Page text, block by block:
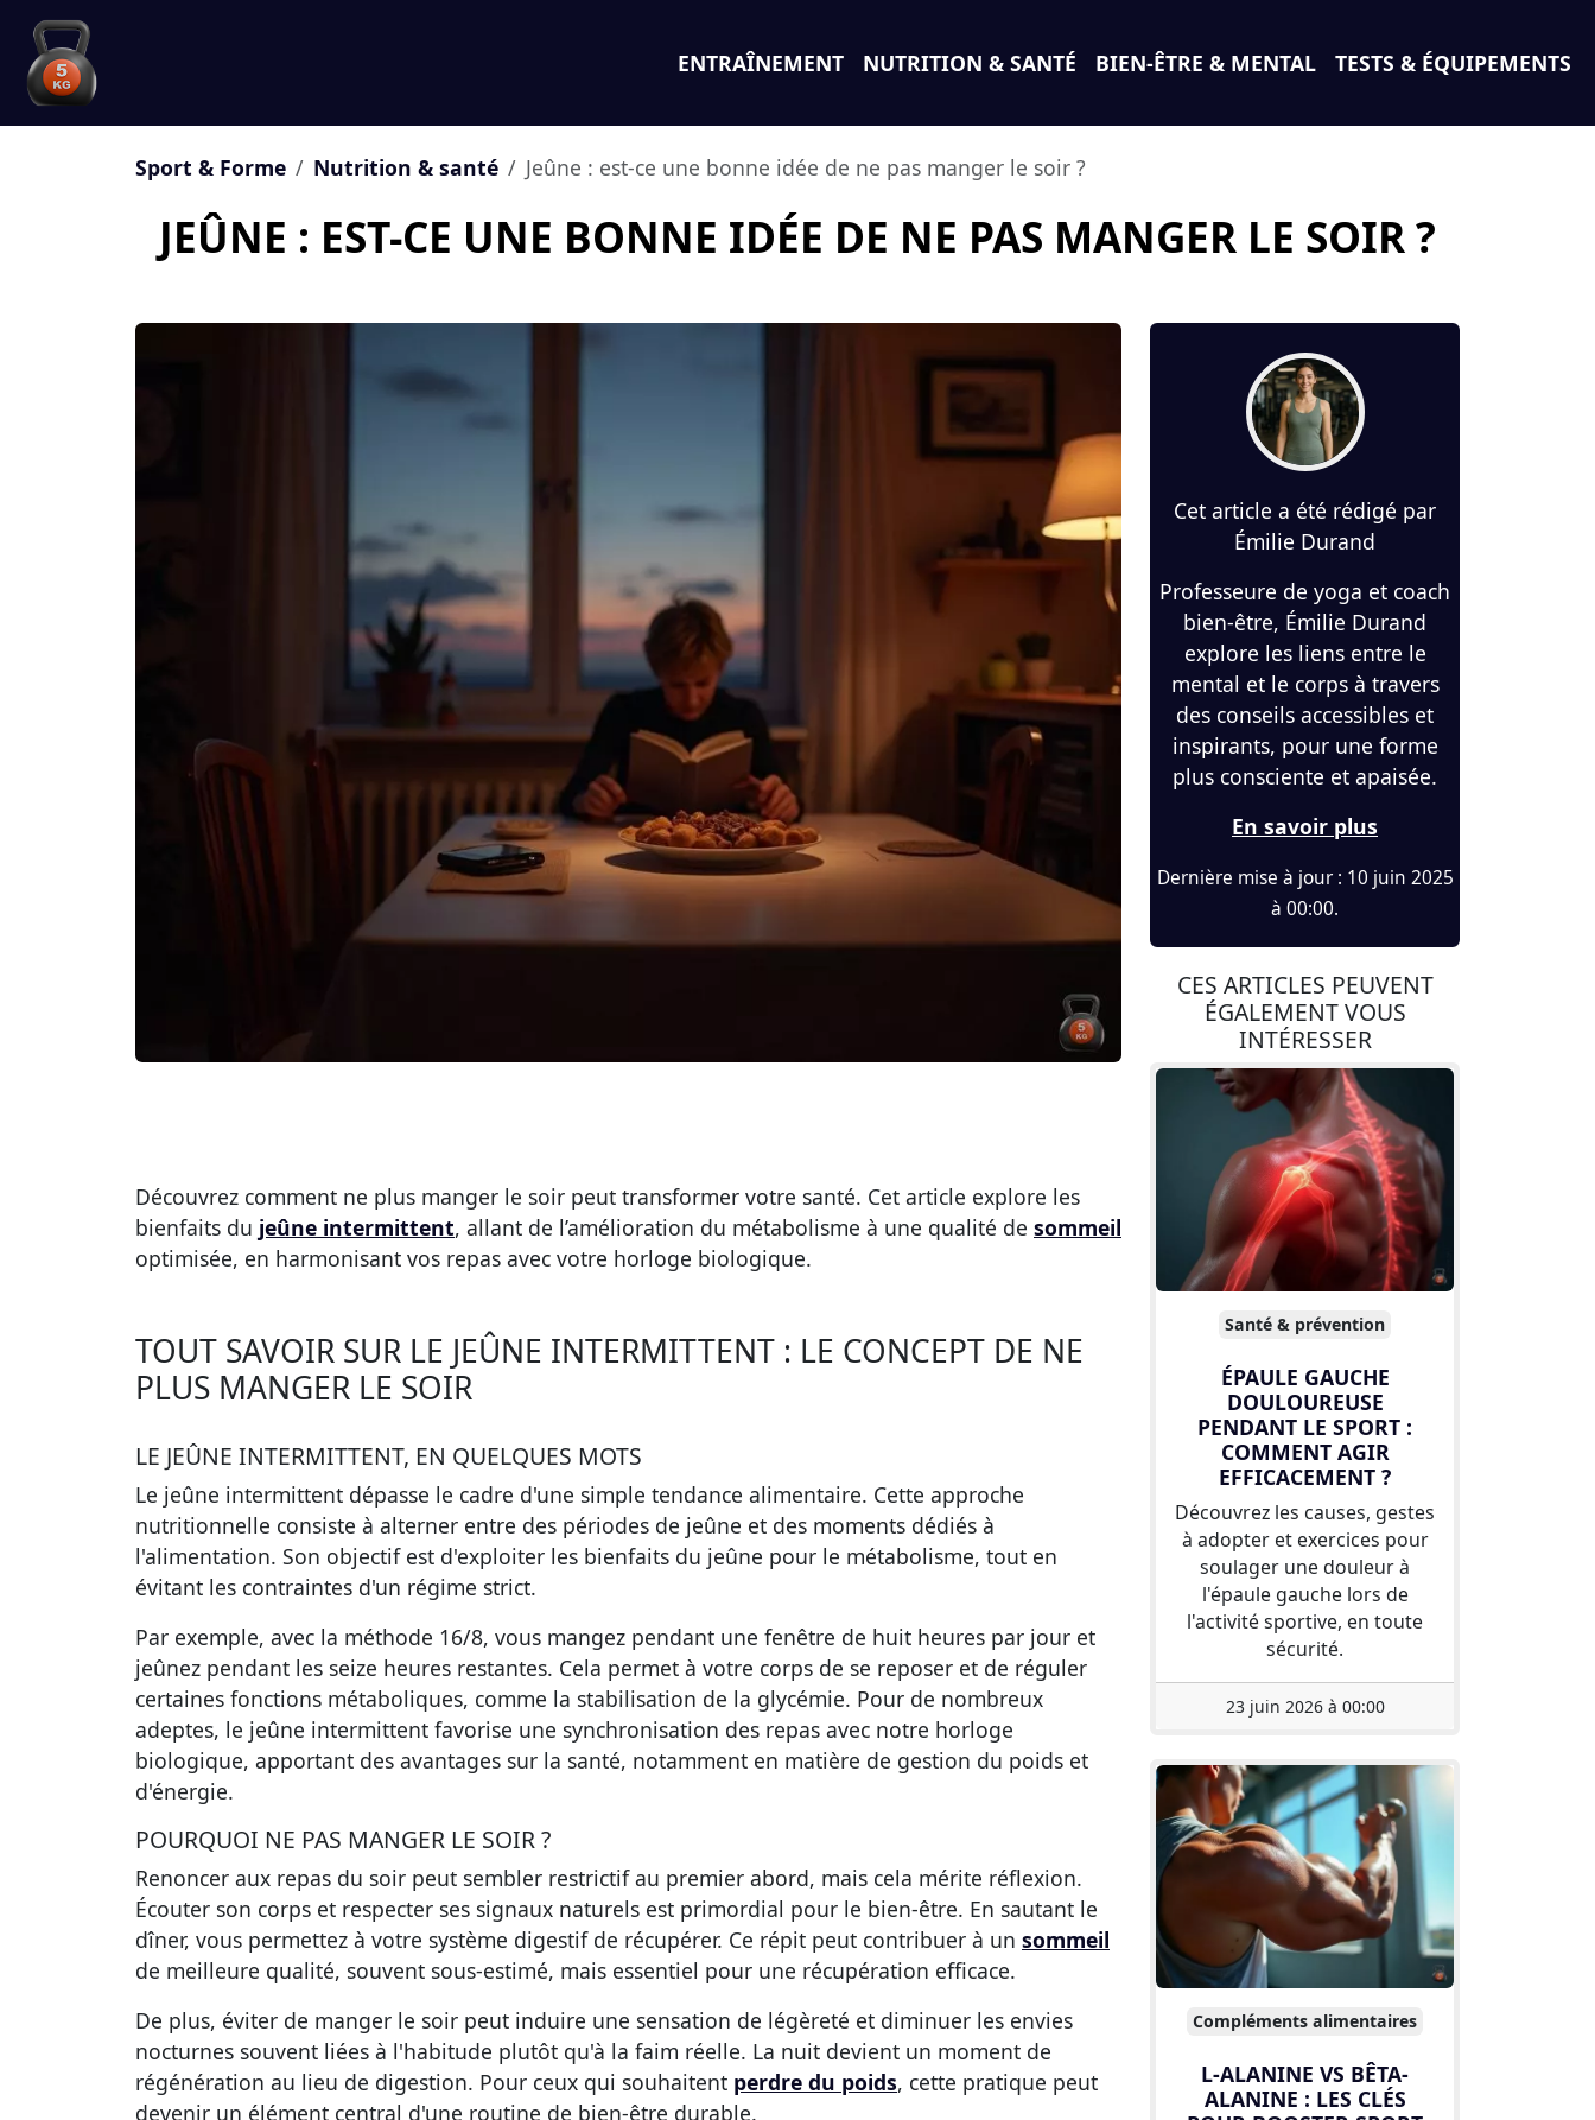
ENTRAÎNEMENT NUTRITION & SANTÉ BIEN-ÊTRE & MENTAL TESTS & ÉQUIPEMENTS
Sport & Forme Nutrition & santé Jeûne : est-ce une bonne idée de ne pas manger le soir ?
JEÛNE : EST-CE UNE BONNE IDÉE DE NE PAS MANGER LE SOIR ?
Découvrez comment ne plus manger le soir peut transformer votre santé. Cet article explore les
bienfaits du jeûne intermittent, allant de l’amélioration du métabolisme à une qualité de sommeil
optimisée, en harmonisant vos repas avec votre horloge biologique.
TOUT SAVOIR SUR LE JEÛNE INTERMITTENT : LE CONCEPT DE NE
PLUS MANGER LE SOIR
LE JEÛNE INTERMITTENT, EN QUELQUES MOTS
Le jeûne intermittent dépasse le cadre d'une simple tendance alimentaire. Cette approche
nutritionnelle consiste à alterner entre des périodes de jeûne et des moments dédiés à
l'alimentation. Son objectif est d'exploiter les bienfaits du jeûne pour le métabolisme, tout en
évitant les contraintes d'un régime strict.
Par exemple, avec la méthode 16/8, vous mangez pendant une fenêtre de huit heures par jour et
jeûnez pendant les seize heures restantes. Cela permet à votre corps de se reposer et de réguler
certaines fonctions métaboliques, comme la stabilisation de la glycémie. Pour de nombreux
adeptes, le jeûne intermittent favorise une synchronisation des repas avec notre horloge
biologique, apportant des avantages sur la santé, notamment en matière de gestion du poids et
d'énergie.
POURQUOI NE PAS MANGER LE SOIR ?
Renoncer aux repas du soir peut sembler restrictif au premier abord, mais cela mérite réflexion.
Écouter son corps et respecter ses signaux naturels est primordial pour le bien-être. En sautant le
dîner, vous permettez à votre système digestif de récupérer. Ce répit peut contribuer à un sommeil
de meilleure qualité, souvent sous-estimé, mais essentiel pour une récupération efficace.
De plus, éviter de manger le soir peut induire une sensation de légèreté et diminuer les envies
nocturnes souvent liées à l'habitude plutôt qu'à la faim réelle. La nuit devient un moment de
régénération au lieu de digestion. Pour ceux qui souhaitent perdre du poids, cette pratique peut
devenir un élément central d'une routine de bien-être durable.
Cet article a été rédigé par
Émilie Durand
Professeure de yoga et coach
bien-être, Émilie Durand
explore les liens entre le
mental et le corps à travers
des conseils accessibles et
inspirants, pour une forme
plus consciente et apaisée.
En savoir plus
Dernière mise à jour : 10 juin 2025
à 00:00.
CES ARTICLES PEUVENT
ÉGALEMENT VOUS
INTÉRESSER
Santé & prévention
ÉPAULE GAUCHE
DOULOUREUSE
PENDANT LE SPORT :
COMMENT AGIR
EFFICACEMENT ?
Découvrez les causes, gestes
à adopter et exercices pour
soulager une douleur à
l'épaule gauche lors de
l'activité sportive, en toute
sécurité.
23 juin 2026 à 00:00
Compléments alimentaires
L-ALANINE VS BÊTA-
ALANINE : LES CLÉS